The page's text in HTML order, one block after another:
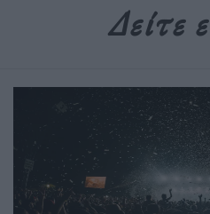
Δείτε